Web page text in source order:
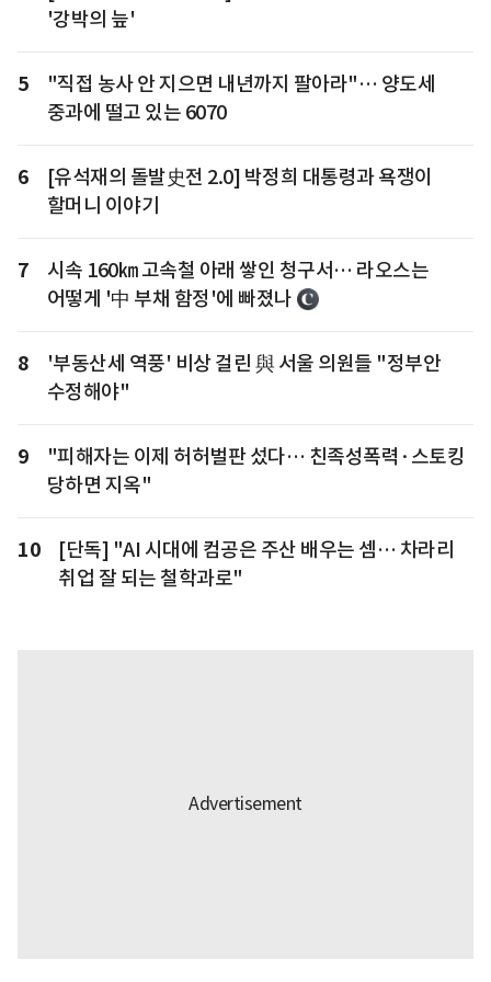
'강박의 늪'
5
"직접 농사 안 지으면 내년까지 팔아라"… 양도세
중과에 떨고 있는 6070
6
[유석재의 돌발史전 2.0] 박정희 대통령과 욕쟁이
할머니 이야기
7
시속 160㎞ 고속철 아래 쌓인 청구서… 라오스는
어떻게 '中 부채 함정'에 빠졌나
8
'부동산세 역풍' 비상 걸린 與 서울 의원들 "정부안
수정해야"
9
"피해자는 이제 허허벌판 섰다… 친족성폭력·스토킹
당하면 지옥"
10
[단독] "AI 시대에 컴공은 주산 배우는 셈… 차라리
취업 잘 되는 철학과로"